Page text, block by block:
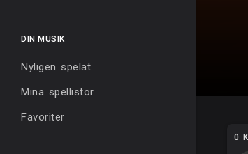
DIN MUSIK
Nyligen spelat
Mina spellistor
Favoriter
0